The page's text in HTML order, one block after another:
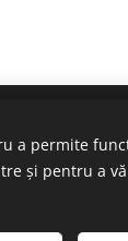
Selectează
a permite
și pentru a